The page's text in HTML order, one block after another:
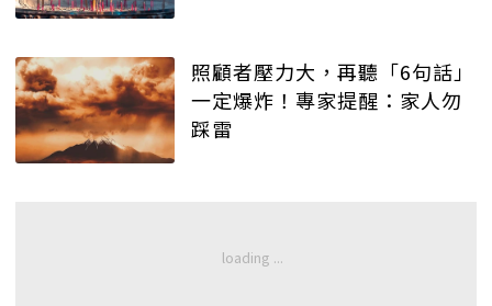
照顧者壓力大，再聽「6句話」
一定爆炸！專家提醒：家人勿
踩雷